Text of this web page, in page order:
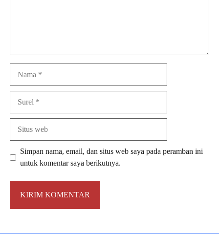
Simpan nama, email, dan situs web saya pada peramban ini
untuk komentar saya berikutnya.